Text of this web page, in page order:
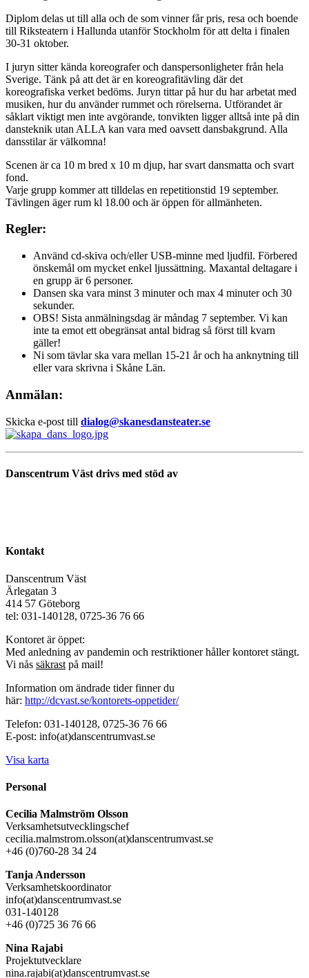
Diplom delas ut till alla och de som vinner får pris, resa och boende
till Riksteatern i Hallunda utanför Stockholm för att delta i finalen
30-31 oktober.
I juryn sitter kända koreografer och danspersonligheter från hela
Sverige. Tänk på att det är en koreografitävling där det
koreografiska verket bedöms. Juryn tittar på hur du har arbetat med
musiken, hur du använder rummet och rörelserna. Utförandet är
såklart viktigt men inte avgörande, tonvikten ligger alltså inte på din
dansteknik utan ALLA kan vara med oavsett dansbakgrund. Alla
dansstilar är välkomna!
Scenen är ca 10 m bred x 10 m djup, har svart dansmatta och svart
fond.
Varje grupp kommer att tilldelas en repetitionstid 19 september.
Tävlingen äger rum kl 18.00 och är öppen för allmänheten.
Regler:
Använd cd-skiva och/eller USB-minne med ljudfil. Förbered
önskemål om mycket enkel ljussättning. Maxantal deltagare i
en grupp är 6 personer.
Dansen ska vara minst 3 minuter och max 4 minuter och 30
sekunder.
OBS! Sista anmälningsdag är måndag 7 september. Vi kan
inte ta emot ett obegränsat antal bidrag så först till kvarn
gäller!
Ni som tävlar ska vara mellan 15-21 år och ha anknytning till
eller vara skrivna i Skåne Län.
Anmälan:
Skicka e-post till dialog@skanesdansteater.se
Danscentrum Väst drivs med stöd av
Kontakt
Danscentrum Väst
Ärlegatan 3
414 57 Göteborg
tel: 031-140128, 0725-36 76 66
Kontoret är öppet:
Med anledning av pandemin och restriktioner håller kontoret stängt.
Vi nås säkrast på mail!
Information om ändrade tider finner du
här: http://dcvast.se/kontorets-oppetider/
Telefon: 031-140128, 0725-36 76 66
E-post: info(at)danscentrumvast.se
Visa karta
Personal
Cecilia Malmström Olsson
Verksamhetsutvecklingschef
cecilia.malmstrom.olsson(at)danscentrumvast.se
+46 (0)760-28 34 24
Tanja Andersson
Verksamhetskoordinator
info(at)danscentrumvast.se
031-140128
+46 (0)725 36 76 66
Nina Rajabi
Projektutvecklare
nina.rajabi(at)danscentrumvast.se